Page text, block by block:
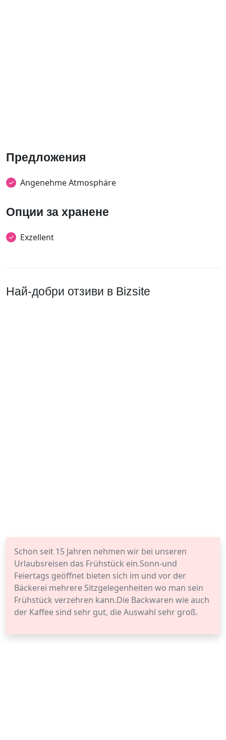
Предложения
Angenehme Atmosphäre
Опции за хранене
Exzellent
Най-добри отзиви в Bizsite
Schon seit 15 Jahren nehmen wir bei unseren
Urlaubsreisen das Frühstück ein.Sonn-und
Feiertags geöffnet bieten sich im und vor der
Bäckerei mehrere Sitzgelegenheiten wo man sein
Frühstück verzehren kann.Die Backwaren wie auch
der Kaffee sind sehr gut, die Auswahl sehr groß.